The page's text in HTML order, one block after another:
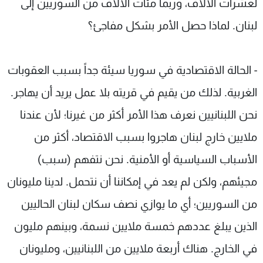
لعشرات الآلاف، وربما مئات الآلاف من السوريين إلى
لبنان. لماذا حصل الأمر بشكل مفاجئ؟
- الحالة الاقتصادية في سوريا سيئة جداً بسبب العقوبات
الغربية. لذلك من يقيم في قريته بلا عمل يريد أن يهاجر.
نحن اللبنانيين نعرف هذا الأمر أكثر من غيرنا؛ لأن عندنا
ملايين خارج لبنان هاجروا بسبب الاقتصاد، أكثر من
الأسباب السياسية أو الأمنية. نحن نتفهم (سبب)
مجيئهم، ولكن لم يعد في إمكاننا أن نتحمل. لدينا مليونان
من السوريين؛ أي ما يوازي نصف سكان لبنان الحاليين
الذين يبلغ عددهم خمسة ملايين نسمة، وبينهم مليون
في الخارج. هناك أربعة ملايين من اللبنانيين، ومليونان